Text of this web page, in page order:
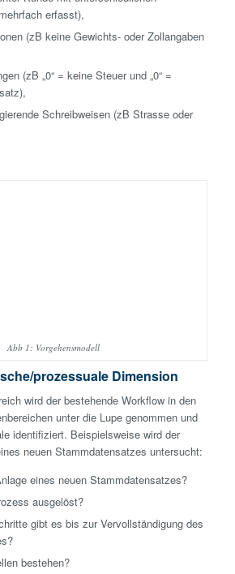
erfasst),
(zB keine Gewichts- oder Zollangaben
(zB „0“ = keine Steuer und „0“ =
Schreibweisen (zB Strasse oder
Abb 1: Vorgehensmodell
prozessuale Dimension
wird der bestehende Workflow in den
unter die Lupe genommen und
identifiziert. Beispielsweise wird der
neuen Stammdatensatzes untersucht:
eines neuen Stammdatensatzes?
ausgelöst?
gibt es bis zur Vervollständigung des
bestehen?